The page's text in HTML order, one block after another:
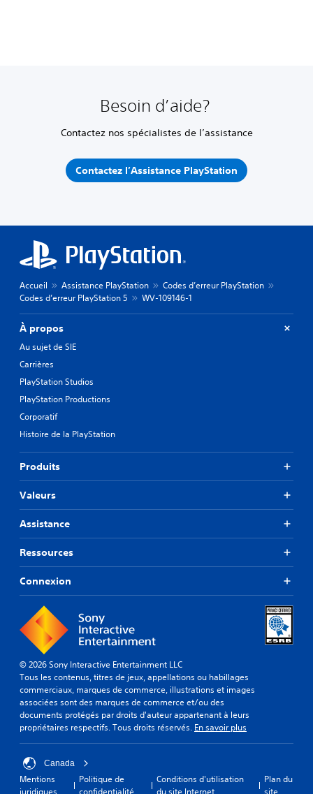
Besoin d’aide?
Contactez nos spécialistes de l’assistance
Contactez l’Assistance PlayStation
Accueil Assistance PlayStation
Codes d’erreur PlayStation
Codes d’erreur PlayStation 5
WV-109146-1
À propos
Au sujet de SIE
Carrières
PlayStation Studios
PlayStation Productions
Corporatif
Histoire de la PlayStation
Produits
Valeurs
Assistance
Ressources
Connexion
© 2026 Sony Interactive Entertainment LLC
Tous les contenus, titres de jeux, appellations ou habillages
commerciaux, marques de commerce, illustrations et images
associées sont des marques de commerce et/ou des
documents protégés par droits d'auteur appartenant à leurs
propriétaires respectifs. Tous droits réservés. En savoir plus
Canada
Mentions
juridiques
Politique de
confidentialité
Conditions d'utilisation
du site Internet
Plan du
site